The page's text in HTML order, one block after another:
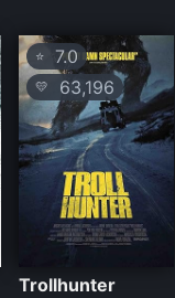
⭐ 7.0
💛 63,196
Trollhunter